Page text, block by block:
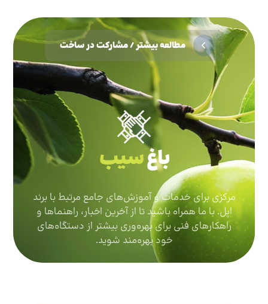
باغسیب
مرکزی برای خدمات و آموزش‌های جامع مرتبط با برند
اپل. با ما همراه باشید تا از آخرین اخبار، راهنماها و
راهکارهای فنی برای بهره‌وری بیشتر از دستگاه‌های
خود بهره‌مند شوید.
مطالعه بیشتر / مشارکت در ساخت